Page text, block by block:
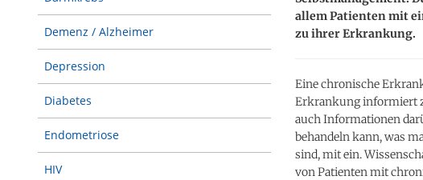
Demenz / Alzheimer
Depression
Diabetes
Endometriose
HIV
allem Patienten mit
zu ihrer Erkrankung.
Eine chronische
Erkrankung informiert
auch Informationen
behandeln kann, was
sind, mit ein.
von Patienten mit